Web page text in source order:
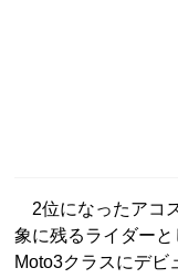
2位になったアコ
象に残るライダー
Moto3クラスにデビ